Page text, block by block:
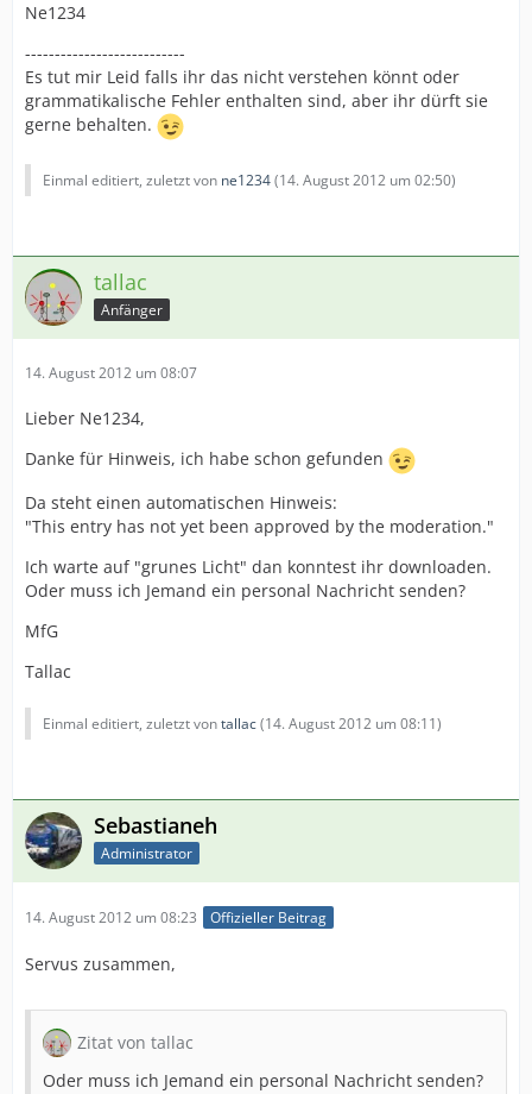
Ne1234
---------------------------
Es tut mir Leid falls ihr das nicht verstehen könnt oder
grammatikalische Fehler enthalten sind, aber ihr dürft sie
gerne behalten.
Einmal editiert, zuletzt von ne1234(14. August 2012 um 02:50)
tallac
Anfänger
14. August 2012 um 08:07
Lieber Ne1234,
Danke für Hinweis, ich habe schon gefunden
Da steht einen automatischen Hinweis:
"This entry has not yet been approved by the moderation."
Ich warte auf "grunes Licht" dan konntest ihr downloaden.
Oder muss ich Jemand ein personal Nachricht senden?
MfG
Tallac
Einmal editiert, zuletzt vontallac(14. August 2012 um 08:11)
Sebastianeh
Administrator
14. August 2012 um 08:23 Offizieller Beitrag
Servus zusammen,
Zitat von tallac
Oder muss ich Jemand ein personal Nachricht senden?